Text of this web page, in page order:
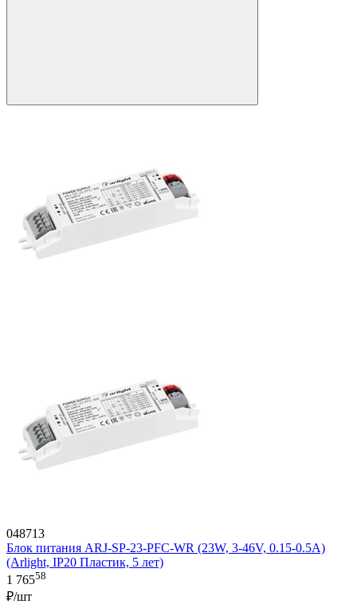
048713
Блок питания ARJ-SP-23-PFC-WR (23W, 3-46V, 0.15-0.5A)
(Arlight, IP20 Пластик, 5 лет)
1 76558
₽/шт